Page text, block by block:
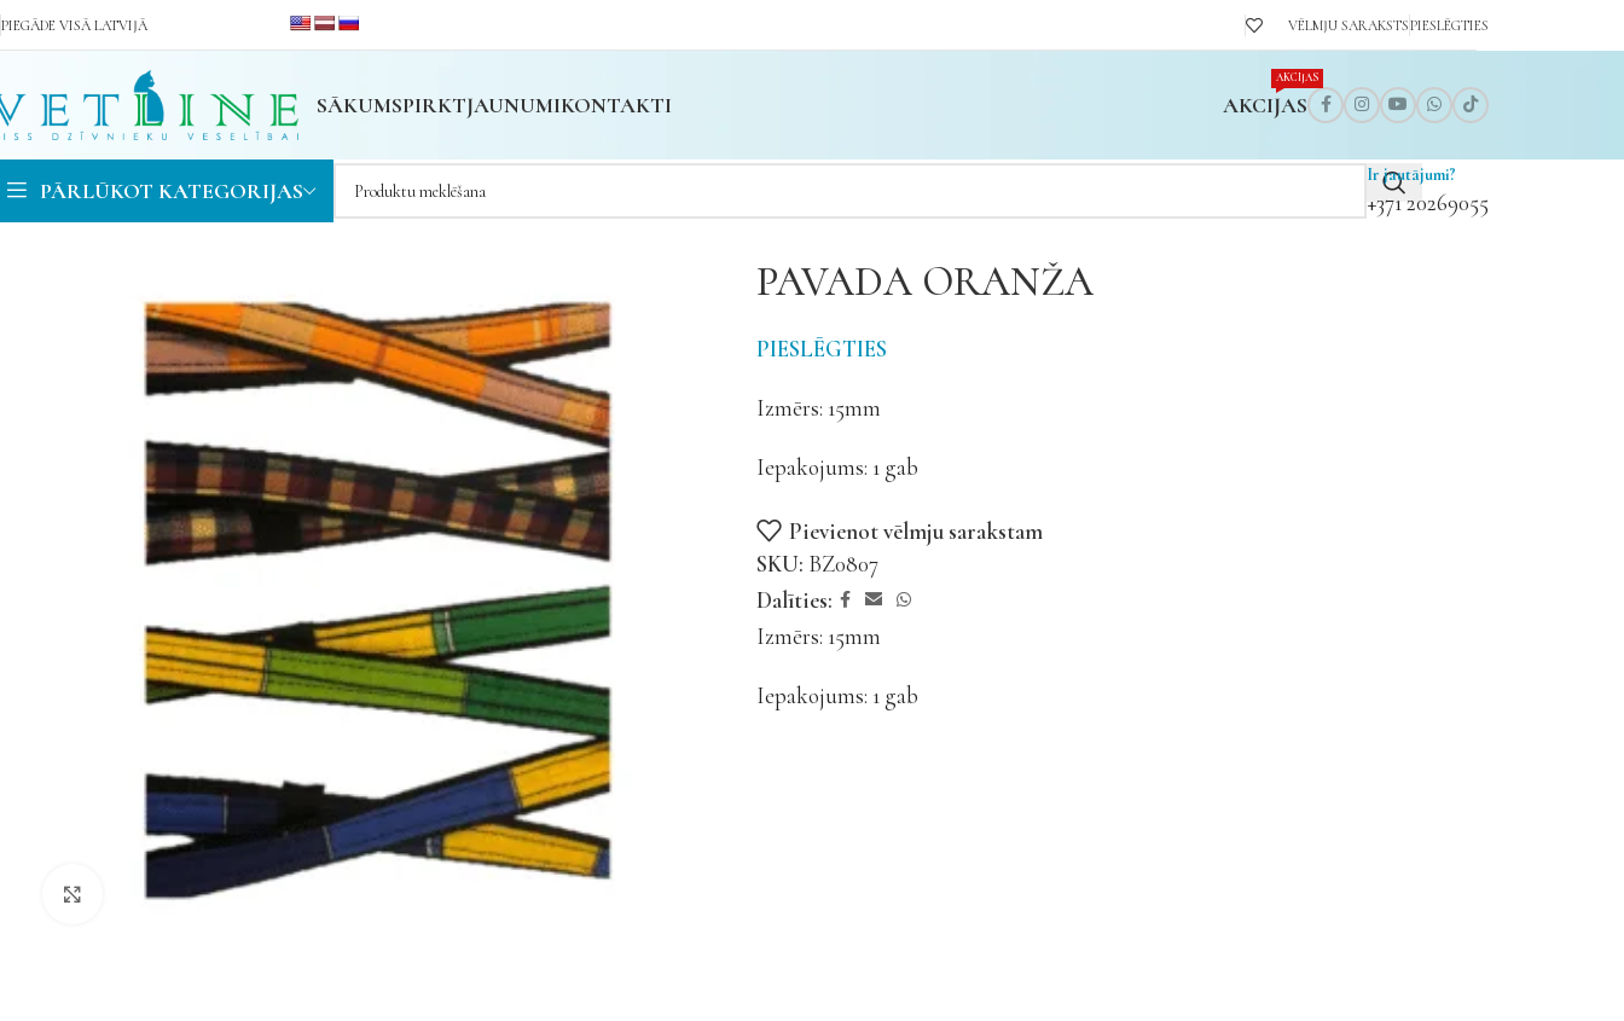
PIEGĀDE VISĀ LATVIJĀ VĒLMJU SARAKSTSPIESLĒGTIES
SĀKUMSPIRKTJAUNUMIKONTAKTI AKCIJAS
AKCIJAS
PĀRLŪKOT KATEGORIJAS
Ir jautājumi?
+371 20269055
Noklikšķiniet, lai palielinātu
PAVADA ORANŽA
PIESLĒGTIES
Izmērs: 15mm
Iepakojums: 1 gab
Pievienot vēlmju sarakstam
SKU: BZ0807
Dalīties:
Izmērs: 15mm
Iepakojums: 1 gab